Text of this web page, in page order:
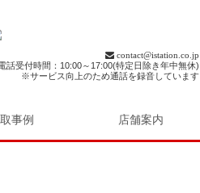
contact@istation.co.jp
話受付時間：10:00～17:00(特定日除き年中無休)
※サービス向上のため通話を録音しています
事例 店舗案内